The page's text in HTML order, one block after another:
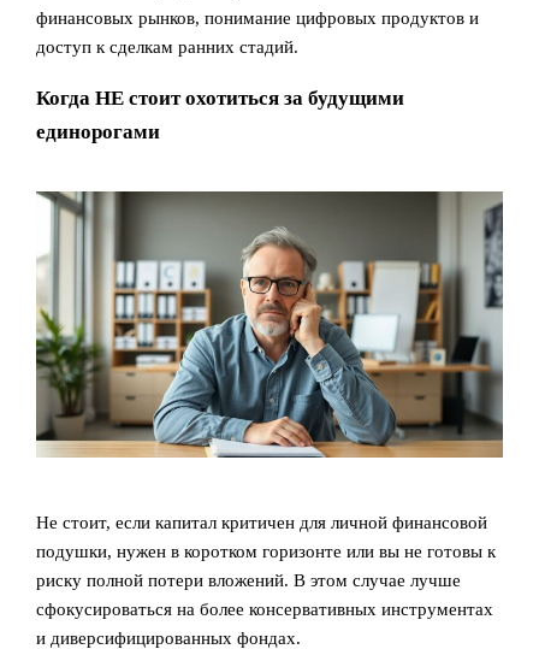
финансовых рынков, понимание цифровых продуктов и
доступ к сделкам ранних стадий.
Когда НЕ стоит охотиться за будущими
единорогами
Не стоит, если капитал критичен для личной финансовой
подушки, нужен в коротком горизонте или вы не готовы к
риску полной потери вложений. В этом случае лучше
сфокусироваться на более консервативных инструментах
и диверсифицированных фондах.